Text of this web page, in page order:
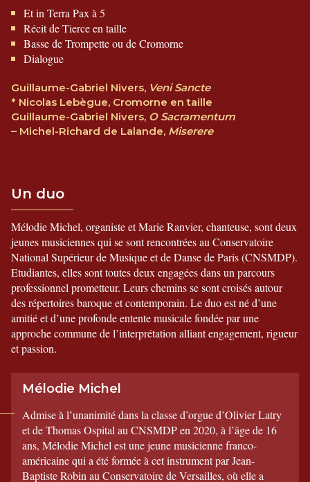
Et in Terra Pax à 5
Récit de Tierce en taille
Basse de Trompette ou de Cromorne
Dialogue
Guillaume-Gabriel Nivers, Veni Sancte
* Nicolas Lebègue, Cromorne en taille
Guillaume-Gabriel Nivers, O Sacramentum
– Michel-Richard de Lalande, Miserere
Un duo
Mélodie Michel, organiste et Marie Ranvier, chanteuse, sont deux
jeunes musiciennes qui se sont rencontrées au Conservatoire
National Supérieur de Musique et de Danse de Paris (CNSMDP).
Etudiantes, elles sont toutes deux engagées dans un parcours
professionnel prometteur. Leurs chemins se sont croisés autour
des répertoires baroque et contemporain. Le duo est né d’une
amitié et d’une profonde entente musicale fondée par une
approche commune de l’interprétation alliant engagement, rigueur
et passion.
Mélodie Michel
Admise à l’unanimité dans la classe d’orgue d’Olivier Latry
et de Thomas Ospital au CNSMDP en 2020, à l’âge de 16
ans, Mélodie Michel est une jeune musicienne franco-
américaine qui a été formée à cet instrument par Jean-
Baptiste Robin au Conservatoire de Versailles, où elle a